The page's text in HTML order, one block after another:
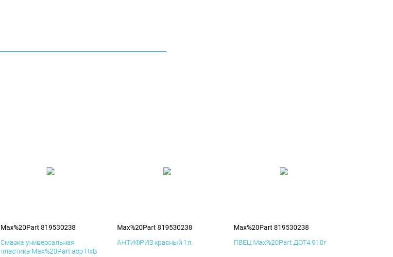
Max%20Part 819530238
Смазка универсальная
пластика Max%20Part аэр ПхВ
Max%20Part 819530238
АНТИФРИЗ красный 1л.
Max%20Part 819530238
ПВЕЦ Max%20Part ДОТ4 910г